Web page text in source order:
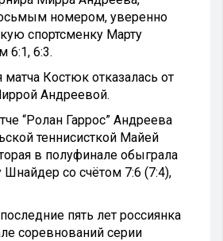
номером, уверенно
спортсменку Марту
6:1, 6:3.
Костюк отказалась от
Андреевой.
“Ролан Гаррос” Андреева
теннисисткой Майей
в полуфинале обыграла
Шнайдер со счётом 7:6 (7:4),
пять лет россиянка
соревнований серии